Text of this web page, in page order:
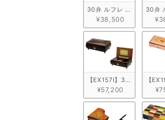
30弁 ルフレ メープル ワ
¥38,500
30弁
【EX157I】30弁
¥57,200
【